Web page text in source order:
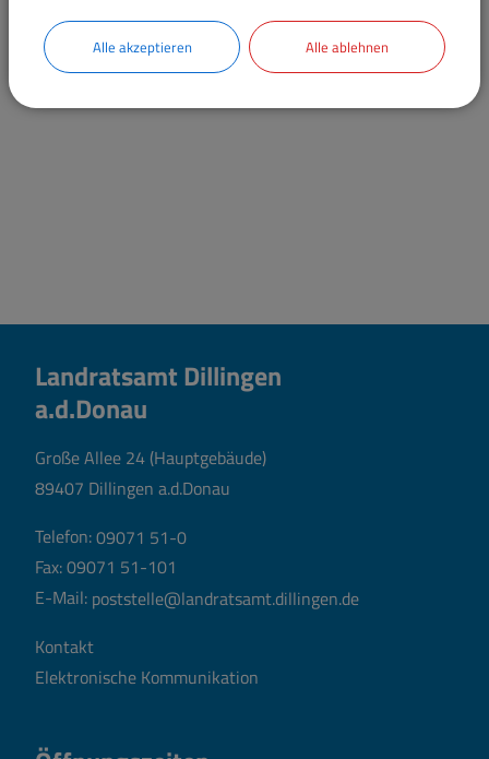
Sachgebiete
Team 500 - Gesundheitsförderung und Prävention
Landratsamt Dillingen
a.d.Donau
Große Allee 24 (Hauptgebäude)
89407 Dillingen a.d.Donau
Telefon:09071 51-0
Fax: 09071 51-101
E-Mail: poststelle@landratsamt.dillingen.de
Kontakt
Elektronische Kommunikation
Alle akzeptieren Alle ablehnen